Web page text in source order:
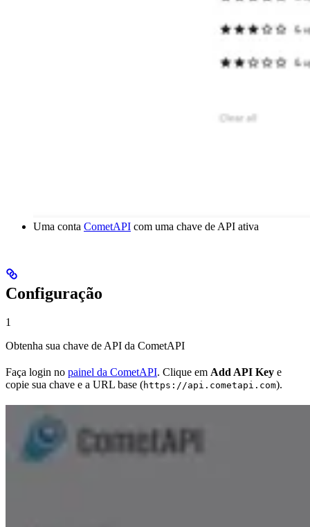
Uma conta CometAPI com uma chave de API ativa
Configuração
1
Obtenha sua chave de API da CometAPI
Faça login no painel da CometAPI. Clique em Add API Key e
copie sua chave e a URL base (https://api.cometapi.com).